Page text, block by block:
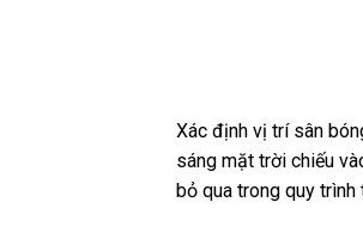
Xác định vị trí sân
sáng mặt trời chiếu
bỏ qua trong quy trình